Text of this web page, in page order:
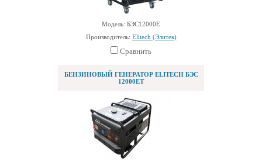
Модель: БЭС12000Е
Производитель: Elitech (Элитек)
Сравнить
БЕНЗИНОВЫЙ ГЕНЕРАТОР ELITECH БЭС
12000ЕТ